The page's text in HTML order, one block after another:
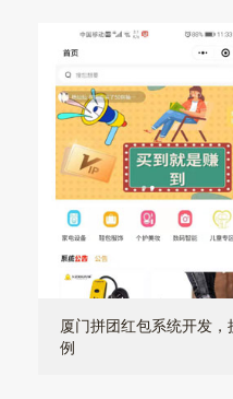
厦门拼团红包系统开发
例